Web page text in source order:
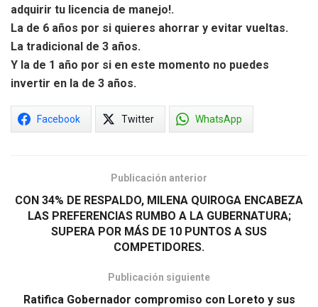
adquirir tu licencia de manejo!.
La de 6 años por si quieres ahorrar y evitar vueltas.
La tradicional de 3 años.
Y la de 1 año por si en este momento no puedes
invertir en la de 3 años.
Facebook Twitter WhatsApp
Publicación anterior
CON 34% DE RESPALDO, MILENA QUIROGA ENCABEZA
LAS PREFERENCIAS RUMBO A LA GUBERNATURA;
SUPERA POR MÁS DE 10 PUNTOS A SUS
COMPETIDORES.
Publicación siguiente
Ratifica Gobernador compromiso con Loreto y sus